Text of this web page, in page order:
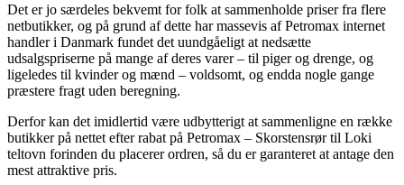
Det er jo særdeles bekvemt for folk at sammenholde priser fra flere
netbutikker, og på grund af dette har massevis af Petromax internet
handler i Danmark fundet det uundgåeligt at nedsætte
udsalgspriserne på mange af deres varer – til piger og drenge, og
ligeledes til kvinder og mænd – voldsomt, og endda nogle gange
præstere fragt uden beregning.
Derfor kan det imidlertid være udbytterigt at sammenligne en række
butikker på nettet efter rabat på Petromax – Skorstensrør til Loki
teltovn forinden du placerer ordren, så du er garanteret at antage den
mest attraktive pris.